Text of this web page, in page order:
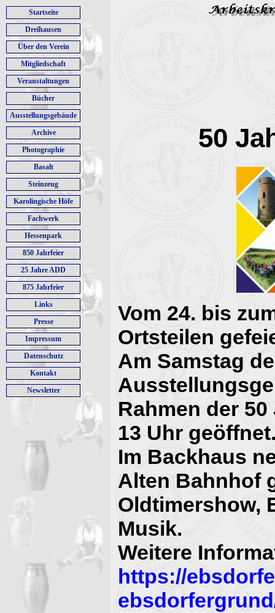
Startseite
Dreihausen
Über den Verein
Mitgliedschaft
Veranstaltungen
Bücher
Ausstellungsgebäude
Archive
Photographie
Basalt
Steinzeug
Karolingische Höfe
Fachwerk
Hessenpark
850 Jahrfeier
25 Jahre ADD
875 Jahrfeier
Links
Presse
Impressum
Datenschutz
Kontakt
Newsletter
50
Vom 24. bis
Ortsteilen
Am Samstag
Rahmen der
13 Uhr
Im Backhaus
Alten Bahnhof
Oldtimershow,
Musik.
Weitere
https://